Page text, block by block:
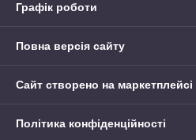
Графік роботи
Повна версія сайту
Сайт створено на маркетплейсі
Політика конфіденційності